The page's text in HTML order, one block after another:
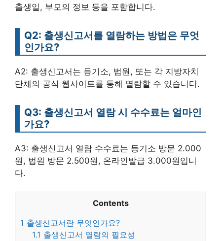
출생일, 부모의 정보 등을 포함합니다.
Q2: 출생신고서를 열람하는 방법은 무엇
인가요?
A2: 출생신고서는 등기소, 법원, 또는 각 지방자치
단체의 공식 웹사이트를 통해 열람할 수 있습니다.
Q3: 출생신고서 열람 시 수수료는 얼마인
가요?
A3: 출생신고서 열람 수수료는 등기소 방문 2.000
원, 법원 방문 2.500원, 온라인발급 3.000원입니
다.
Contents
1 출생신고서란 무엇인가요?
1.1 출생신고서 열람의 필요성